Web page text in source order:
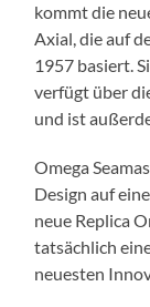
kommt die
Axial, die auf
1957 basiert.
verfügt über
und ist
Omega
Design auf
neue Replica
tatsächlich
neuesten